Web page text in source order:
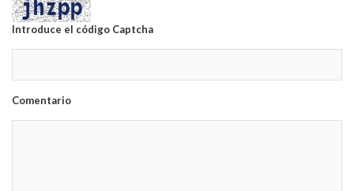
Introduce el código Captcha
Comentario